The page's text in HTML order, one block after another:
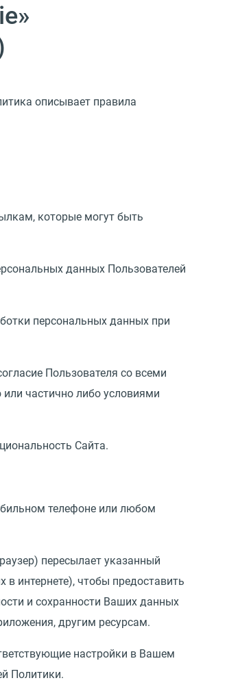
описывает правила
которые могут быть
данных Пользователей
персональных данных при
Пользователя со всеми
частично либо условиями
Сайта.
телефоне или любом
пересылает указанный
в интернете), чтобы предоставить
и сохранности Ваших данных
другим ресурсам.
настройки в Вашем
Политики.